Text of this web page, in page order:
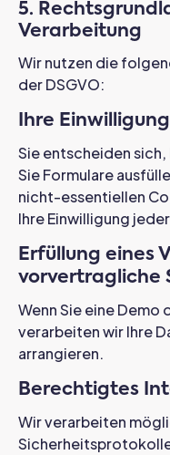
5.
Verarbeitung
Wir nutzen die
der DSGVO:
Ihre Einwilligung
Sie entscheiden
Sie Formulare
nicht-essentiellen
Ihre Einwilligung
Erfüllung eines
vorvertragliche
Wenn Sie eine
verarbeiten wir Ihre
arrangieren.
Berechtigtes
Wir verarbeiten